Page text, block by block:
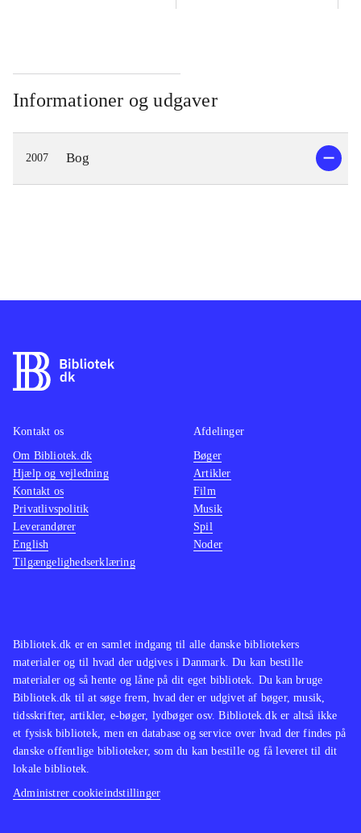
Informationer og udgaver
2007 Bog
Bibliotek.dk er en samlet indgang til alle danske bibliotekers
materialer og til hvad der udgives i Danmark. Du kan bestille
materialer og så hente og låne på dit eget bibliotek. Du kan bruge
Bibliotek.dk til at søge frem, hvad der er udgivet af bøger, musik,
tidsskrifter, artikler, e-bøger, lydbøger osv. Bibliotek.dk er altså ikke
et fysisk bibliotek, men en database og service over hvad der findes på
danske offentlige biblioteker, som du kan bestille og få leveret til dit
lokale bibliotek.
Administrer cookieindstillinger
Kontakt os
Om Bibliotek.dk
Hjælp og vejledning
Kontakt os
Privatlivspolitik
Leverandører
English
Tilgængelighedserklæring
Afdelinger
Bøger
Artikler
Film
Musik
Spil
Noder